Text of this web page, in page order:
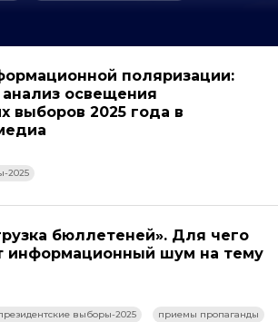
поляризации:
освещения
выборов 2025 года в
2025
бюллетеней». Для чего
информационный шум на тему
выборы-2025 приемы пропаганды